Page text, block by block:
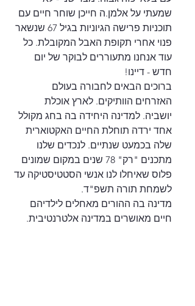
שמעתי על אלמן.ה חייכן שוחר חיים עם
תוכניות פרישה הגיוניות בגיל 67 שנשאר
פנוי אחרי תקופת האבל המקובלת. כל
עוד אנחנו מתעוררים לבוקר של יום
חדש - דיינו!
ברוכים הבאים לחבורה בעולם
האזרחים הוותיקים. לארץ אוכלת
יושביה. למדינה היחידה בה בחג מקולל
אחד ירדה תוחלת החיים האקטוארית
שלה בכמעט שנתיים. לנכדים שלנו
מתכנים "רק" 78 שנים במקום שמונים
פלוס שאיחלו לנו אנשי הסטטיסטיקה עד
לשמחת תורה תשפ"ד.
מדינה בה ההורים מאחלים לילדיהם
חיים מאושרים במדינה אלטרנטיבית.